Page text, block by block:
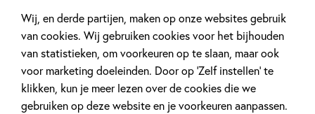
Wij, en derde partijen, maken op onze websites gebruik
van cookies. Wij gebruiken cookies voor het bijhouden
van statistieken, om voorkeuren op te slaan, maar ook
voor marketing doeleinden. Door op ‘Zelf instellen’ te
klikken, kun je meer lezen over de cookies die we
gebruiken op deze website en je voorkeuren aanpassen.